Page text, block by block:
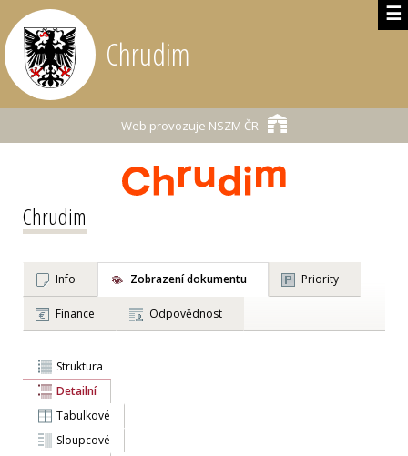
☰
Chrudim
Web provozuje NSZM ČR
Chrudim
Info Zobrazení dokumentu Priority
Finance Odpovědnost
Struktura
Detailní
Tabulkové
Sloupcové